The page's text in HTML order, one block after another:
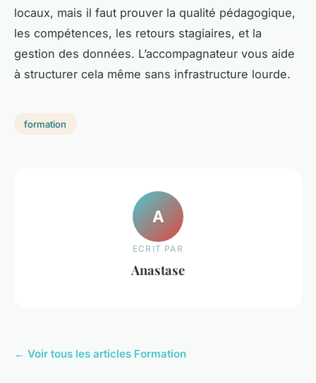
locaux, mais il faut prouver la qualité pédagogique,
les compétences, les retours stagiaires, et la
gestion des données. L’accompagnateur vous aide
à structurer cela même sans infrastructure lourde.
formation
A
ECRIT PAR
Anastase
← Voir tous les articles Formation